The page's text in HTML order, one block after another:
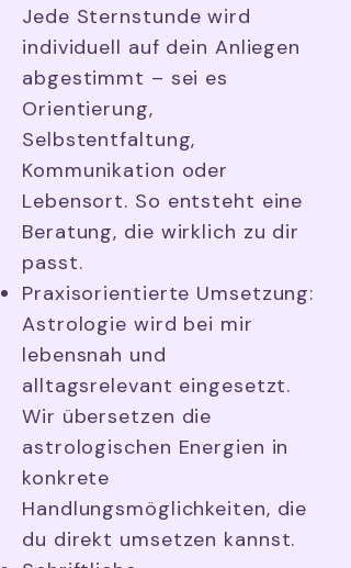
Jede Sternstunde wird
individuell auf dein Anliegen
abgestimmt – sei es
Orientierung,
Selbstentfaltung,
Kommunikation oder
Lebensort. So entsteht eine
Beratung, die wirklich zu dir
passt.
Praxisorientierte Umsetzung:
Astrologie wird bei mir
lebensnah und
alltagsrelevant eingesetzt.
Wir übersetzen die
astrologischen Energien in
konkrete
Handlungsmöglichkeiten, die
du direkt umsetzen kannst.